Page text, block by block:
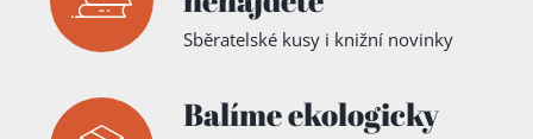
Sběratelské kusy i knižní novinky
Balíme ekologicky